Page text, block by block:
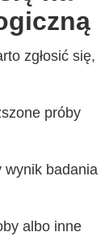
zgłosić się,
próby
wynik badania
albo inne